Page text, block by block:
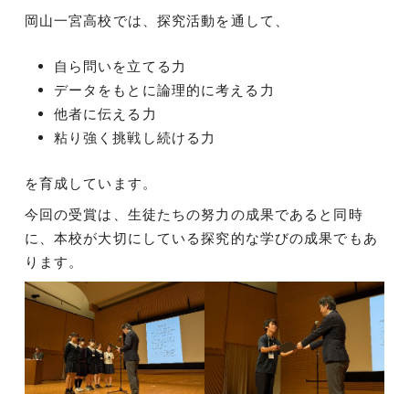
岡山一宮高校では、探究活動を通して、
自ら問いを立てる力
データをもとに論理的に考える力
他者に伝える力
粘り強く挑戦し続ける力
を育成しています。
今回の受賞は、生徒たちの努力の成果であると同時
に、本校が大切にしている探究的な学びの成果でもあ
ります。